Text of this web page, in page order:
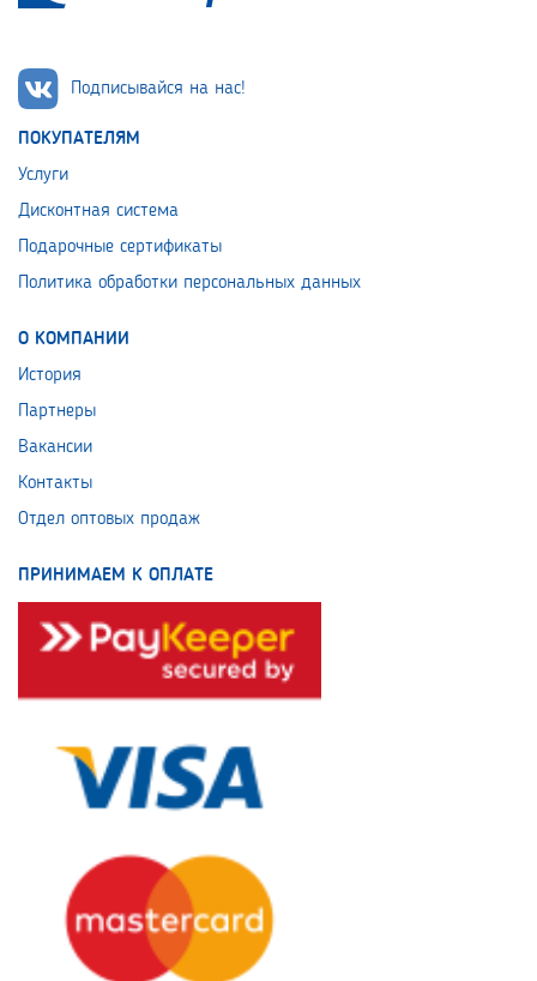
Подписывайся на нас!
ПОКУПАТЕЛЯМ
Услуги
Дисконтная система
Подарочные сертификаты
Политика обработки персональных данных
О КОМПАНИИ
История
Партнеры
Вакансии
Контакты
Отдел оптовых продаж
ПРИНИМАЕМ К ОПЛАТЕ